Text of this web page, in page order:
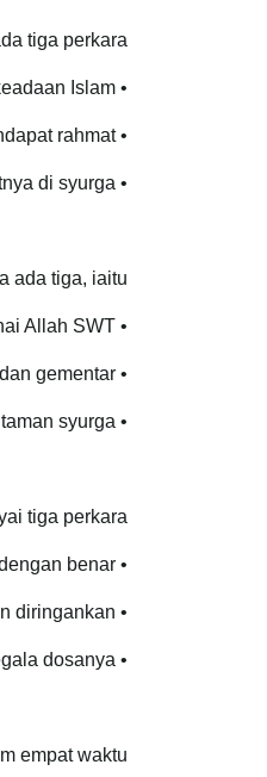
tiga perkara:
• Terpelihara daripada kekafiran, mendapat taufiq dan istiqamah di atas tauhid sehingga keluar rohnya dalam keadaan Islam.
• Diberi keselamatan oleh Malaikat dengan mendapat rahmat.
• Melihat tempatnya di syurga.
ada tiga, iaitu:
• Diberi ilham oleh Allah SWT untuk menjawab dengan jawapan yang diredhai Allah SWT.
• Hilang rasa takut dan gementar.
• Melihat tempatnya di syurga sehingga kuburnya menjadi salah satu daripada taman syurga.
tiga perkara:
• Allah SWT memberinya ilham sehingga dapat menjawab segala pertanyaan dengan benar.
• Hisabnya dipermudahkan dan diringankan.
• Diampunkan segala dosanya.
empat waktu: